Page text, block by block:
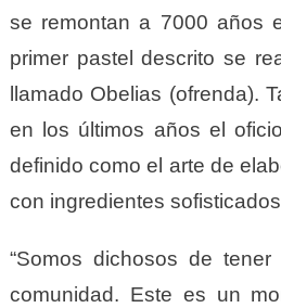
se remontan a 7000 años
primer pastel descrito se
llamado Obelias (ofrenda).
en los últimos años el
definido como el arte de
con ingredientes
“Somos dichosos de tener
comunidad. Este es un